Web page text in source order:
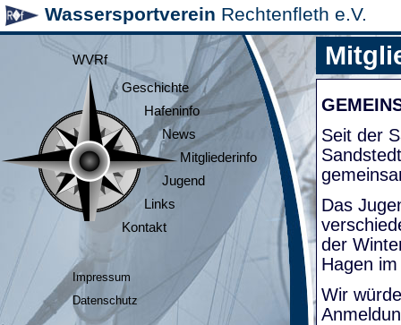
Wassersportverein Rechtenfleth e.V.
WVRf
Geschichte
Hafeninfo
News
Mitgliederinfo
Jugend
Links
Kontakt
Impressum
Datenschutz
Seit der
Das
der
Hagen
Wir